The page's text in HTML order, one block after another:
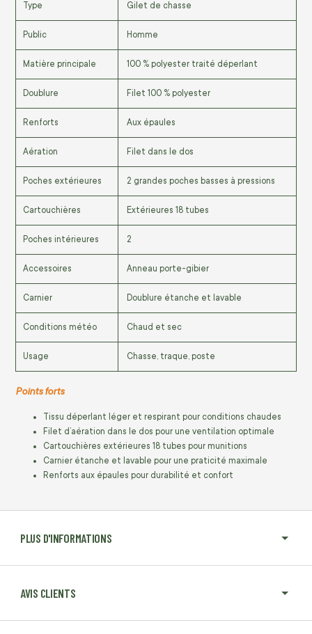
PLUS D'INFORMATIONS
AVIS CLIENTS
Type Gilet de chasse
Public Homme
Matière principale 100 % polyester traité déperlant
Doublure Filet 100 % polyester
Renforts Aux épaules
Aération Filet dans le dos
Poches extérieures 2 grandes poches basses à pressions
Cartouchières Extérieures 18 tubes
Poches intérieures 2
Accessoires Anneau porte-gibier
Carnier Doublure étanche et lavable
Conditions météo Chaud et sec
Usage Chasse, traque, poste
Points forts
Tissu déperlant léger et respirant pour conditions chaudes
Filet d’aération dans le dos pour une ventilation optimale
Cartouchières extérieures 18 tubes pour munitions
Carnier étanche et lavable pour une praticité maximale
Renforts aux épaules pour durabilité et confort